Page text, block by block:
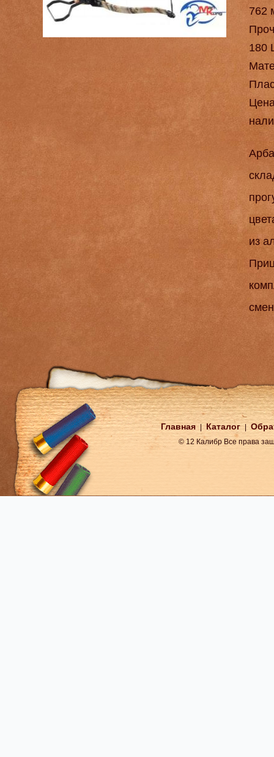
762
180
из
Главная Каталог
© 12 Калибр Все права